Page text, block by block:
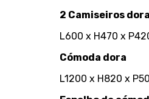
2 Camiseiros dora
L600 x H470 x
Cómoda dora
L1200 x H820 x